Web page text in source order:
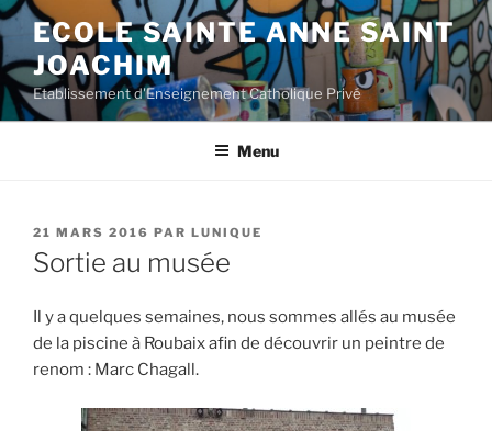
Aller
au
contenu
principal
ECOLE SAINTE ANNE SAINT
JOACHIM
Etablissement d'Enseignement Catholique Privé
Menu
PUBLIÉ
LE
21 MARS 2016 PAR LUNIQUE
Sortie au musée
Il y a quelques semaines, nous sommes allés au musée
de la piscine à Roubaix afin de découvrir un peintre de
renom : Marc Chagall.